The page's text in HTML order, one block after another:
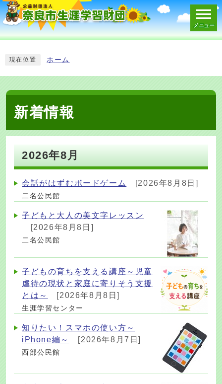
メニュー
現在位置 ホーム
新着情報
2026年8月
会話がはずむボードゲーム [2026年8月8日]
二名公民館
子どもと大人の美文字レッスン
[2026年8月8日]
二名公民館
子どもの育ちを支える講座～児童
虐待の現状と家庭に寄りそう支援
とは～
[2026年8月8日]
生涯学習センター
知りたい！スマホの使い方～
iPhone編～
[2026年8月7日]
西部公民館